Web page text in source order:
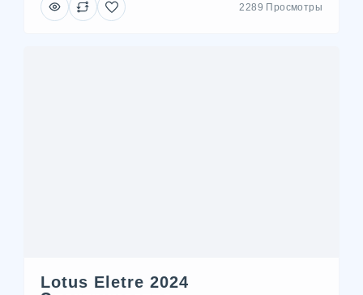
2289 Просмотры
Lotus Eletre 2024